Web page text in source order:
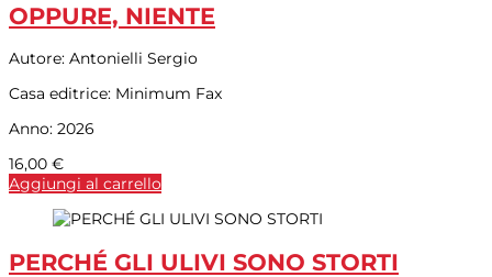
OPPURE, NIENTE
Autore: Antonielli Sergio
Casa editrice: Minimum Fax
Anno: 2026
16,00 €
Aggiungi al carrello
PERCHÉ GLI ULIVI SONO STORTI